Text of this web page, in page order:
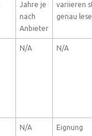
Jahre je
nach
Anbieter
variieren
genau
N/A N/A
N/A
Eignung